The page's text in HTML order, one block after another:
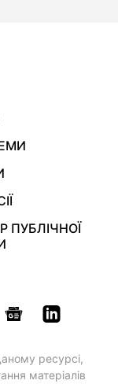
ПУБЛІЧНОЇ
ресурсі,
матеріалів